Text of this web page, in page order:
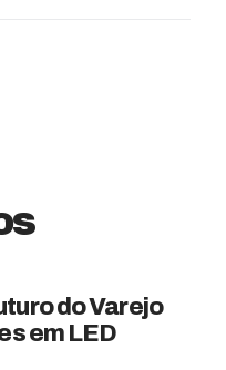
do Varejo
em LED